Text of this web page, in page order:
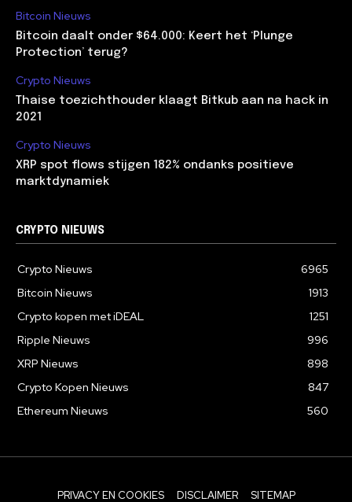
Bitcoin Nieuws
Bitcoin daalt onder $64.000: Keert het ‘Plunge
Protection’ terug?
Crypto Nieuws
Thaise toezichthouder klaagt Bitkub aan na hack in
2021
Crypto Nieuws
XRP spot flows stijgen 182% ondanks positieve
marktdynamiek
CRYPTO NIEUWS
Crypto Nieuws
6965
Bitcoin Nieuws
1913
Crypto kopen met iDEAL
1251
Ripple Nieuws
996
XRP Nieuws
898
Crypto Kopen Nieuws
847
Ethereum Nieuws
560
PRIVACY EN COOKIES DISCLAIMER SITEMAP